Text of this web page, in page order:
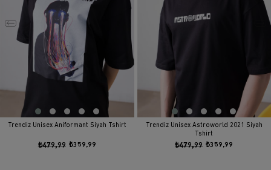
Trendiz Unisex Aniformant Siyah Tshirt
₺359,99
₺479,99
Trendiz Unisex Astroworld 2021 Siyah
Tshirt
₺359,99
₺479,99